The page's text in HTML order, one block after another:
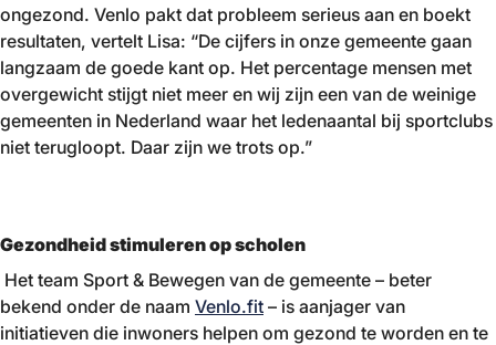
ongezond. Venlo pakt dat probleem serieus aan en boekt
resultaten, vertelt Lisa: “De cijfers in onze gemeente gaan
langzaam de goede kant op. Het percentage mensen met
overgewicht stijgt niet meer en wij zijn een van de weinige
gemeenten in Nederland waar het ledenaantal bij sportclubs
niet terugloopt. Daar zijn we trots op.”
Gezondheid stimuleren op scholen
Het team Sport & Bewegen van de gemeente – beter
bekend onder de naam Venlo.fit – is aanjager van
initiatieven die inwoners helpen om gezond te worden en te